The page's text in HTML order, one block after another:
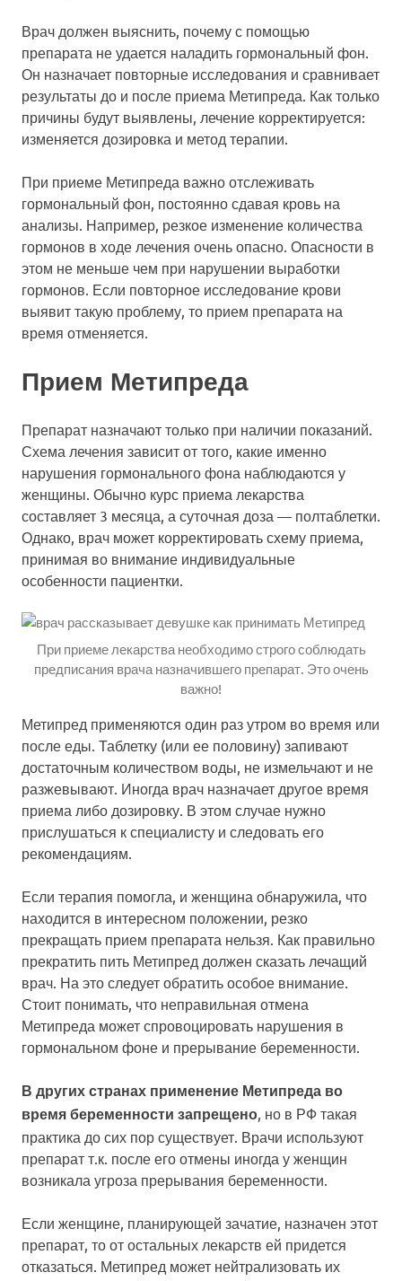
Врач должен выяснить, почему с помощью
препарата не удается наладить гормональный фон.
Он назначает повторные исследования и сравнивает
результаты до и после приема Метипреда. Как только
причины будут выявлены, лечение корректируется:
изменяется дозировка и метод терапии.
При приеме Метипреда важно отслеживать
гормональный фон, постоянно сдавая кровь на
анализы. Например, резкое изменение количества
гормонов в ходе лечения очень опасно. Опасности в
этом не меньше чем при нарушении выработки
гормонов. Если повторное исследование крови
выявит такую проблему, то прием препарата на
время отменяется.
Прием Метипреда
Препарат назначают только при наличии показаний.
Схема лечения зависит от того, какие именно
нарушения гормонального фона наблюдаются у
женщины. Обычно курс приема лекарства
составляет 3 месяца, а суточная доза — полтаблетки.
Однако, врач может корректировать схему приема,
принимая во внимание индивидуальные
особенности пациентки.
При приеме лекарства необходимо строго соблюдать
предписания врача назначившего препарат. Это очень
важно!
Метипред применяются один раз утром во время или
после еды. Таблетку (или ее половину) запивают
достаточным количеством воды, не измельчают и не
разжевывают. Иногда врач назначает другое время
приема либо дозировку. В этом случае нужно
прислушаться к специалисту и следовать его
рекомендациям.
Если терапия помогла, и женщина обнаружила, что
находится в интересном положении, резко
прекращать прием препарата нельзя. Как правильно
прекратить пить Метипред должен сказать лечащий
врач. На это следует обратить особое внимание.
Стоит понимать, что неправильная отмена
Метипреда может спровоцировать нарушения в
гормональном фоне и прерывание беременности.
В других странах применение Метипреда во
время беременности запрещено , но в РФ такая
практика до сих пор существует. Врачи используют
препарат т.к. после его отмены иногда у женщин
возникала угроза прерывания беременности.
Если женщине, планирующей зачатие, назначен этот
препарат, то от остальных лекарств ей придется
отказаться. Метипред может нейтрализовать их